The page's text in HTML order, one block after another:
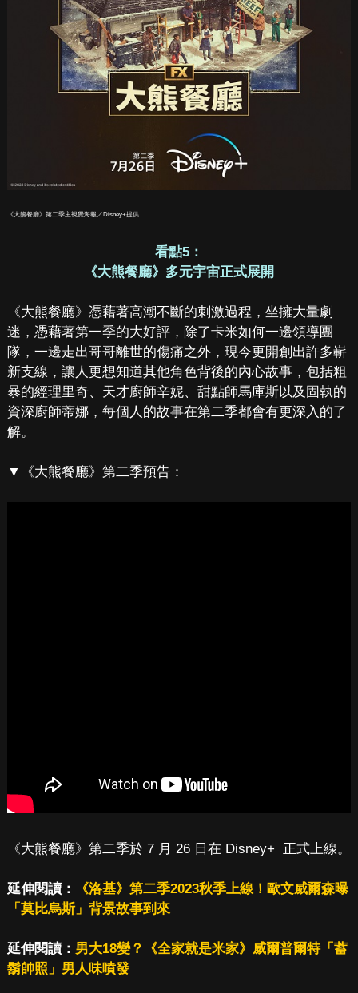
《大熊餐廳》第二季主視覺海報／Disney+提供
看點5：
《大熊餐廳》多元宇宙正式展開
《大熊餐廳》憑藉著高潮不斷的刺激過程，坐擁大量劇
迷，憑藉著第一季的大好評，除了卡米如何一邊領導團
隊，一邊走出哥哥離世的傷痛之外，現今更開創出許多嶄
新支線，讓人更想知道其他角色背後的內心故事，包括粗
暴的經理里奇、天才廚師辛妮、甜點師馬庫斯以及固執的
資深廚師蒂娜，每個人的故事在第二季都會有更深入的了
解。
▼《大熊餐廳》第二季預告：
《大熊餐廳》第二季於 7 月 26 日在 Disney+ 正式上線。
延伸閱讀：
《洛基》第二季2023秋季上線！歐文威爾森曝
「莫比烏斯」背景故事到來
延伸閱讀： 男大18變？《全家就是米家》威爾普爾特「蓄
鬍帥照」男人味噴發